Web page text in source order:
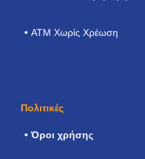
ATM Χωρίς Χρέωση
Πολιτικές
Όροι χρήσης